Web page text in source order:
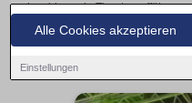
Alle Cookies akzeptieren
Einstellungen
inspirierende
Höchstadt an der Aisch – hier